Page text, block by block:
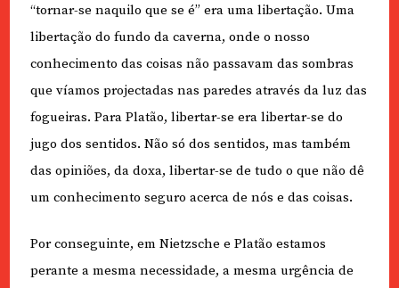
“tornar-se naquilo que se é” era uma libertação. Uma
libertação do fundo da caverna, onde o nosso
conhecimento das coisas não passavam das sombras
que víamos projectadas nas paredes através da luz das
fogueiras. Para Platão, libertar-se era libertar-se do
jugo dos sentidos. Não só dos sentidos, mas também
das opiniões, da doxa, libertar-se de tudo o que não dê
um conhecimento seguro acerca de nós e das coisas.
Por conseguinte, em Nietzsche e Platão estamos
perante a mesma necessidade, a mesma urgência de